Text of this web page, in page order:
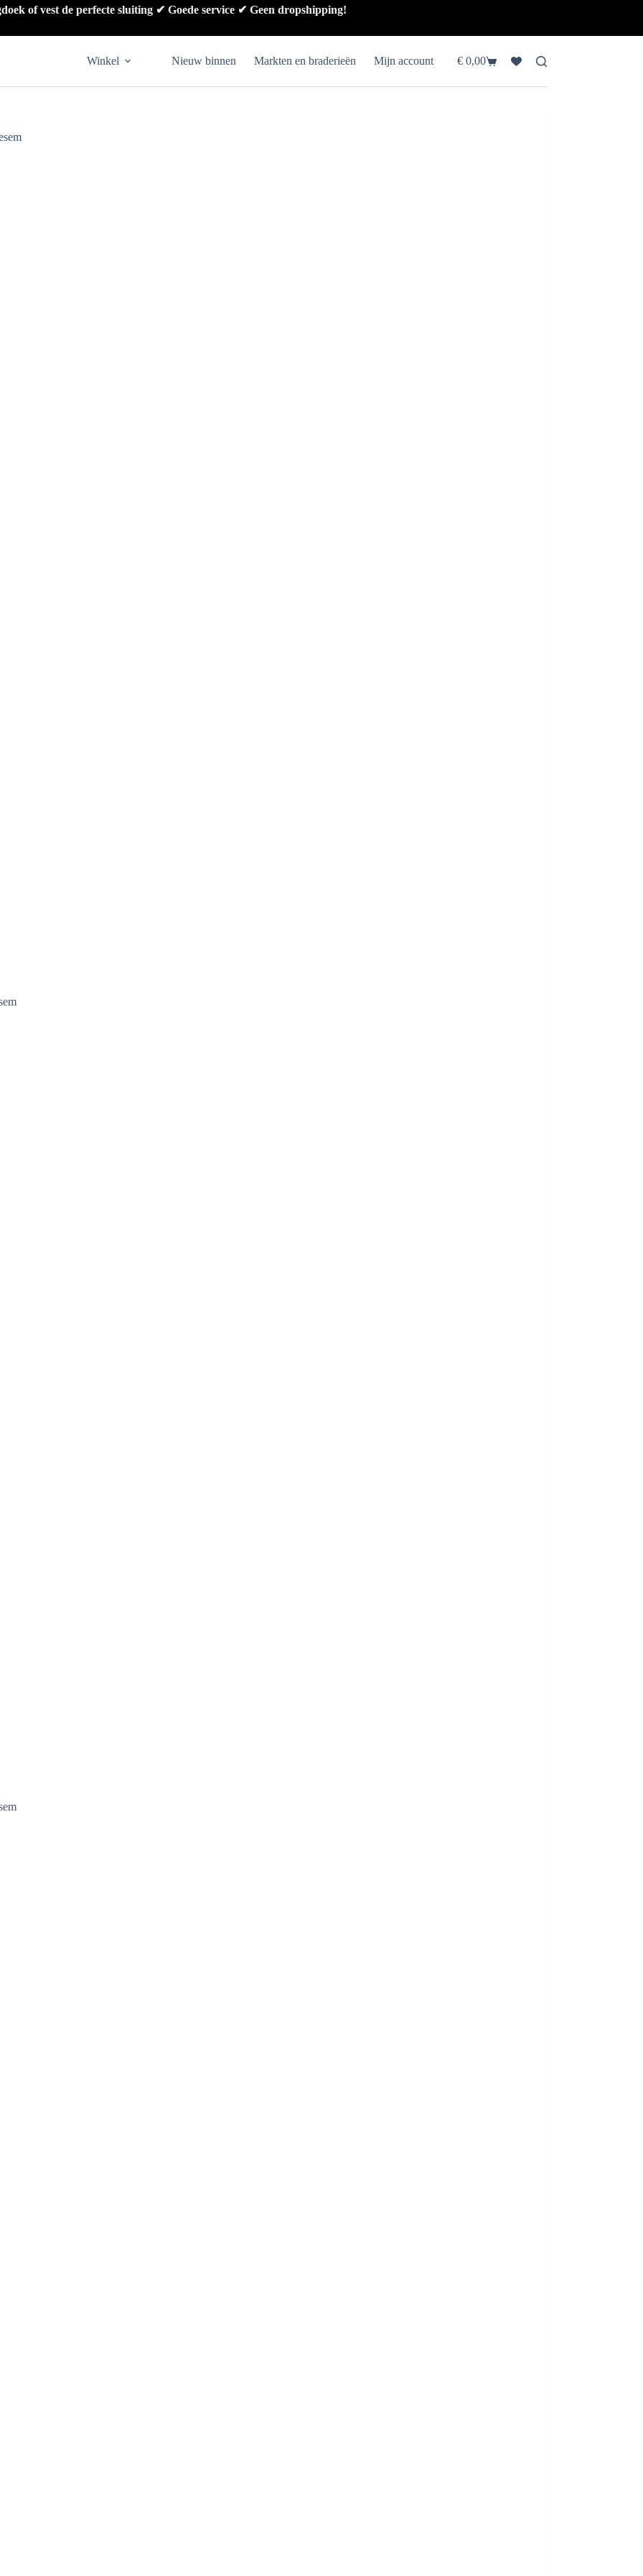
of vest de perfecte sluiting ✔ Goede service ✔ Geen dropshipping!
Winkel Nieuw binnen Markten en braderieën Mijn account Winkelwagen
€0,00